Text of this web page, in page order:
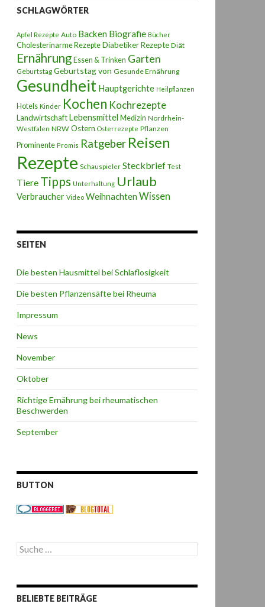
SCHLAGWÖRTER
Apfel Rezepte Auto Backen Biografie Bücher
Cholesterinarme Rezepte Diabetiker Rezepte Diät
Ernährung Essen & Trinken Garten
Geburtstag Geburtstag von Gesunde Ernährung
Gesundheit Hauptgerichte Heilpflanzen
Hotels Kinder Kochen Kochrezepte
LandwirtschaftLebensmittel Medizin Nordrhein-
Westfalen NRW Ostern Osterrezepte Pflanzen
Prominente Promis Ratgeber Reisen
Rezepte Schauspieler Steckbrief Test
Tiere Tipps Unterhaltung Urlaub
Verbraucher Video Weihnachten Wissen
SEITEN
Die besten Hausmittel bei Schlaflosigkeit
Die besten Pflanzensäfte bei Rheuma
Impressum
News
November
Oktober
Richtige Ernährung bei rheumatischen
Beschwerden
September
BUTTON
S
u
e
n
BELIEBTE BEITRÄGE